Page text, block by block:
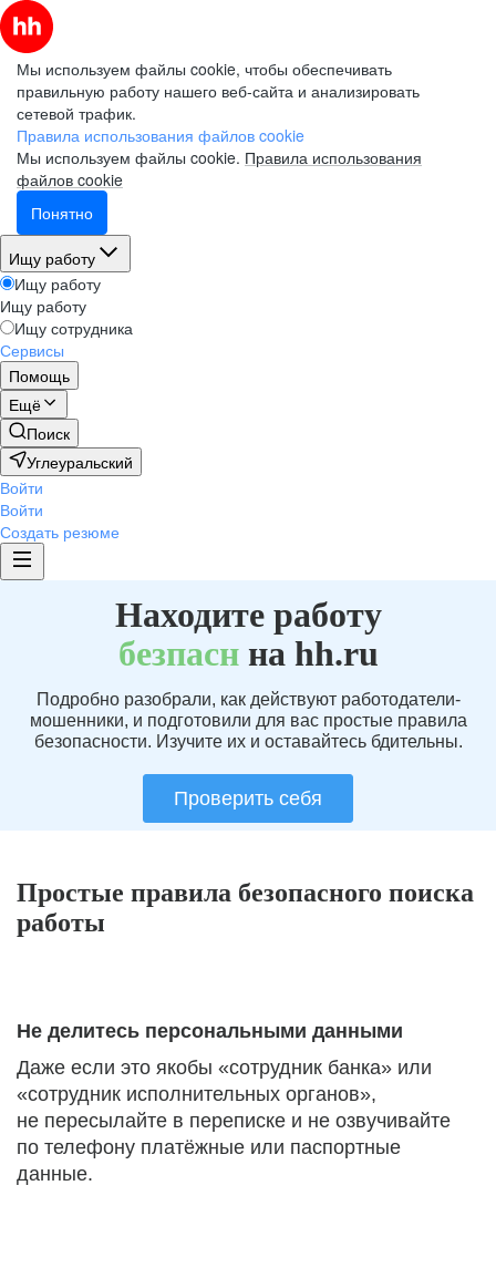
Мы используем файлы cookie, чтобы обеспечивать
правильную работу нашего веб-сайта и анализировать
сетевой трафик.
Правила использования файлов cookie
Мы используем файлы cookie. Правила использования
файлов cookie
Понятно
Ищу работу
Ищу работу
Ищу работу
Ищу сотрудника
Сервисы
Помощь
Ещё
Поиск
Углеуральский
Войти
Войти
Создать резюме
Находите работу
безпаснна hh.ru
Подробно разобрали, как действуют работодатели-
мошенники, и подготовили для вас простые правила
безопасности. Изучите их и оставайтесь бдительны.
Проверить себя
Простые правила безопасного поиска
работы
Не делитесь персональными данными
Даже если это якобы «сотрудник банка» или
«сотрудник исполнительных органов»,
не пересылайте в переписке и не озвучивайте
по телефону платёжные или паспортные
данные.